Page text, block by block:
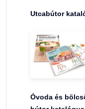
Utcabútor
Óvoda és